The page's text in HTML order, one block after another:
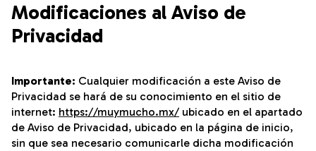
Modificaciones al Aviso de
Privacidad
Importante: Cualquier modificación a este Aviso de
Privacidad se hará de su conocimiento en el sitio de
internet: https://muymucho.mx/ ubicado en el apartado
de Aviso de Privacidad, ubicado en la página de inicio,
sin que sea necesario comunicarle dicha modificación